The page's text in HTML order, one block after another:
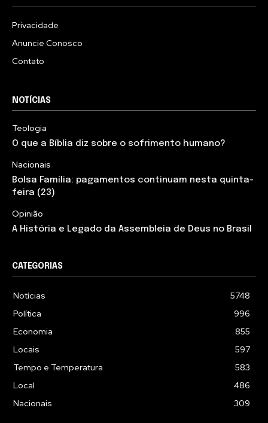
Privacidade
Anuncie Conosco
Contato
NOTÍCIAS
Teologia
O que a Bíblia diz sobre o sofrimento humano?
Nacionais
Bolsa Família: pagamentos continuam nesta quinta-
feira (23)
Opinião
A História e Legado da Assembleia de Deus no Brasil
CATEGORIAS
Notícias
5748
Política
996
Economia
855
Locais
597
Tempo e Temperatura
583
Local
486
Nacionais
309